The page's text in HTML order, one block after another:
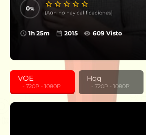
0
(Aún no hay calificaciones)
1h 25m 2015 609 Visto
VOE
‎ ‎ ‎ - 720P - 1080P
Hqq
‎ ‎ ‎ - 720P - 1080P